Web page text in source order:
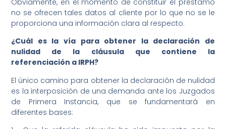
no se ofrecen tales datos al cliente por lo que no se le
proporciona una información clara al respecto.
¿Cuál es la vía para obtener la declaración de
nulidad de la cláusula que contiene la
referenciación a IRPH?
El único camino para obtener la declaración de nulidad
es la interposición de una demanda ante los Juzgados
de Primera Instancia, que se fundamentará en
diferentes bases: